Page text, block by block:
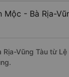
Mộc - Bà Rịa-
Rịa-Vũng Tàu từ